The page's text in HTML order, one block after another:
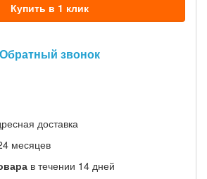
Купить в 1 клик
Обратный звонок
доставка
месяцев
в течении 14 дней